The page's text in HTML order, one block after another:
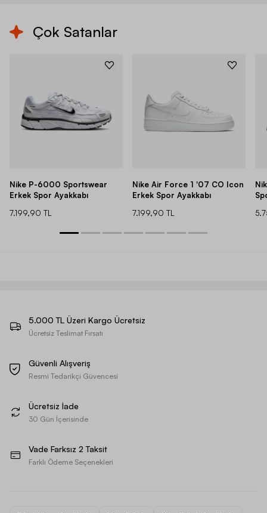
Çok Satanlar
Nike P-6000 Sportswear
Erkek Spor Ayakkabı
7.199,90 TL
Nike Air Force 1 '07 CO Icon
Erkek Spor Ayakkabı
7.199,90 TL
5.000 TL Üzeri Kargo Ücretsiz
Ücretsiz Teslimat Fırsatı
Güvenli Alışveriş
Resmi Tedarikçi Güvencesi
Ücretsiz İade
30 Gün İçerisinde
Vade Farksız 2 Taksit
Farklı Ödeme Seçenekleri